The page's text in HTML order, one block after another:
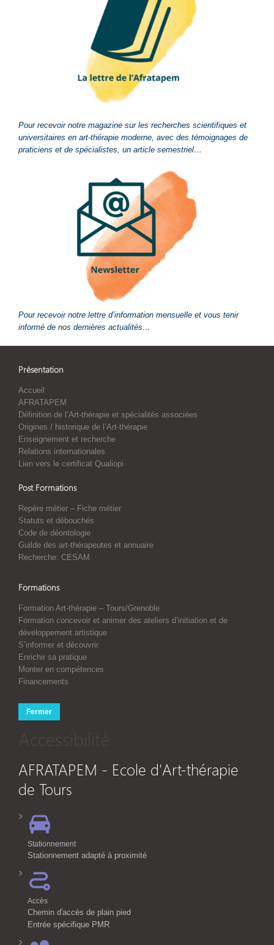
Pour recevoir notre magazine sur les recherches scientifiques et
universitaires en art-thérapie moderne, avec des témoignages de
praticiens et de spécialistes, un article semestriel…
Pour recevoir notre lettre d’information mensuelle et vous tenir
informé de nos dernières actualités…
Présentation
Accueil
AFRATAPEM
Définition de l’Art-thérapie et spécialités associées
Origines / historique de l’Art-thérapie
Enseignement et recherche
Relations internationales
Lien vers le certificat Qualiopi
Post Formations
Repère métier – Fiche métier
Statuts et débouchés
Code de déontologie
Guilde des art-thérapeutes et annuaire
Recherche: CESAM
Formations
Formation Art-thérapie – Tours/Grenoble
Formation concevoir et animer des ateliers d’initiation et de
développement artistique
S’informer et découvrir
Enrichir sa pratique
Monter en compétences
Financements
Fermer
Accessibilité
AFRATAPEM - Ecole d'Art-thérapie
de Tours
Stationnement
Stationnement adapté à proximité
Accès
Chemin d'accès de plain pied
Entrée spécifique PMR